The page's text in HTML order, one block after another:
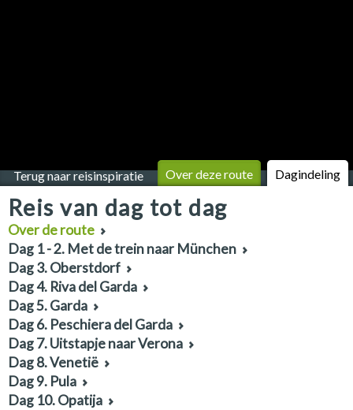
Terug naar reisinspiratie Over deze route Dagindeling
Reis van dag tot dag
Over de route
Dag 1 - 2. Met de trein naar München
Dag 3. Oberstdorf
Dag 4. Riva del Garda
Dag 5. Garda
Dag 6. Peschiera del Garda
Dag 7. Uitstapje naar Verona
Dag 8. Venetië
Dag 9. Pula
Dag 10. Opatija